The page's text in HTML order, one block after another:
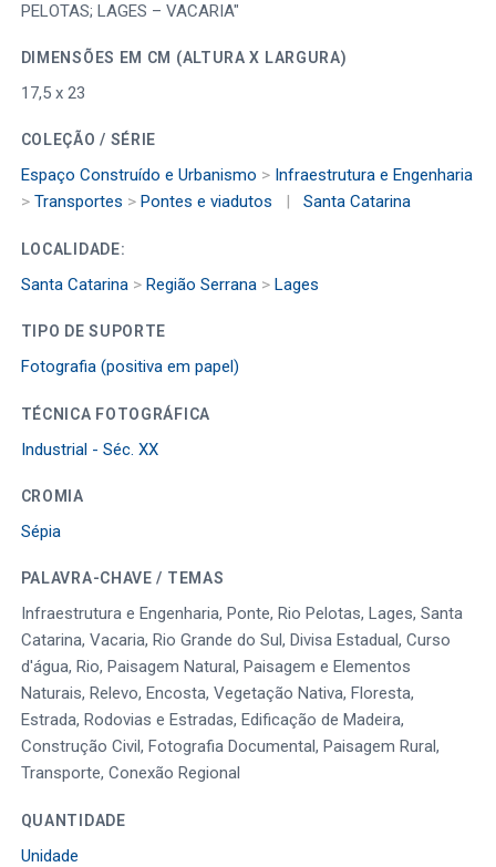
PELOTAS; LAGES – VACARIA"
DIMENSÕES EM CM (ALTURA X LARGURA)
17,5 x 23
COLEÇÃO / SÉRIE
Espaço Construído e Urbanismo > Infraestrutura e Engenharia
> Transportes > Pontes e viadutos Santa Catarina
LOCALIDADE:
Santa Catarina> Região Serrana> Lages
TIPO DE SUPORTE
Fotografia (positiva em papel)
TÉCNICA FOTOGRÁFICA
Industrial - Séc. XX
CROMIA
Sépia
PALAVRA-CHAVE / TEMAS
Infraestrutura e Engenharia, Ponte, Rio Pelotas, Lages, Santa
Catarina, Vacaria, Rio Grande do Sul, Divisa Estadual, Curso
d'água, Rio, Paisagem Natural, Paisagem e Elementos
Naturais, Relevo, Encosta, Vegetação Nativa, Floresta,
Estrada, Rodovias e Estradas, Edificação de Madeira,
Construção Civil, Fotografia Documental, Paisagem Rural,
Transporte, Conexão Regional
QUANTIDADE
Unidade